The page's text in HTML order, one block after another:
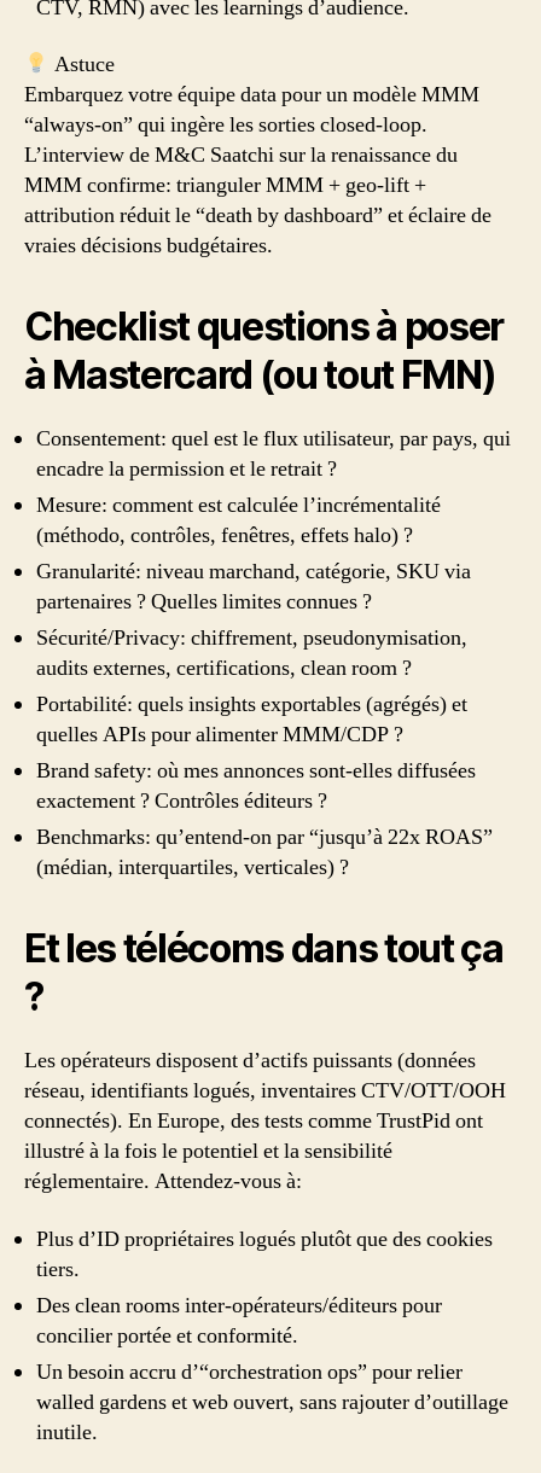
CTV, RMN) avec les learnings d’audience.
Astuce
Embarquez votre équipe data pour un modèle MMM
“always-on” qui ingère les sorties closed-loop.
L’interview de M&C Saatchi sur la renaissance du
MMM confirme: trianguler MMM + geo-lift +
attribution réduit le “death by dashboard” et éclaire de
vraies décisions budgétaires.
Checklist questions à poser
à Mastercard (ou tout FMN)
Consentement: quel est le flux utilisateur, par pays, qui
encadre la permission et le retrait ?
Mesure: comment est calculée l’incrémentalité
(méthodo, contrôles, fenêtres, effets halo) ?
Granularité: niveau marchand, catégorie, SKU via
partenaires ? Quelles limites connues ?
Sécurité/Privacy: chiffrement, pseudonymisation,
audits externes, certifications, clean room ?
Portabilité: quels insights exportables (agrégés) et
quelles APIs pour alimenter MMM/CDP ?
Brand safety: où mes annonces sont-elles diffusées
exactement ? Contrôles éditeurs ?
Benchmarks: qu’entend-on par “jusqu’à 22x ROAS”
(médian, interquartiles, verticales) ?
Et les télécoms dans tout ça
?
Les opérateurs disposent d’actifs puissants (données
réseau, identifiants logués, inventaires CTV/OTT/OOH
connectés). En Europe, des tests comme TrustPid ont
illustré à la fois le potentiel et la sensibilité
réglementaire. Attendez-vous à:
Plus d’ID propriétaires logués plutôt que des cookies
tiers.
Des clean rooms inter-opérateurs/éditeurs pour
concilier portée et conformité.
Un besoin accru d’“orchestration ops” pour relier
walled gardens et web ouvert, sans rajouter d’outillage
inutile.